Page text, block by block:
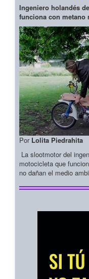
Ingeniero holandés
funciona con metano
Por Lolita Piedrahita
La slootmotor del
motocicleta que
no dañan el medio